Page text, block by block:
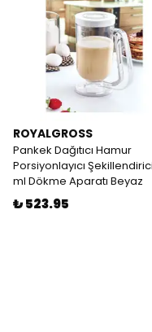
ROYALGROSS
Pankek Dağıtıcı Hamur
Porsiyonlayıcı
ml Dökme Aparatı Beyaz
₺ 523.95